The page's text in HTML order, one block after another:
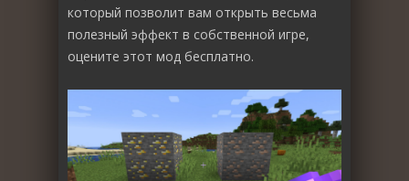
который позволит вам открыть весьма
полезный эффект в собственной игре,
оцените этот мод бесплатно.